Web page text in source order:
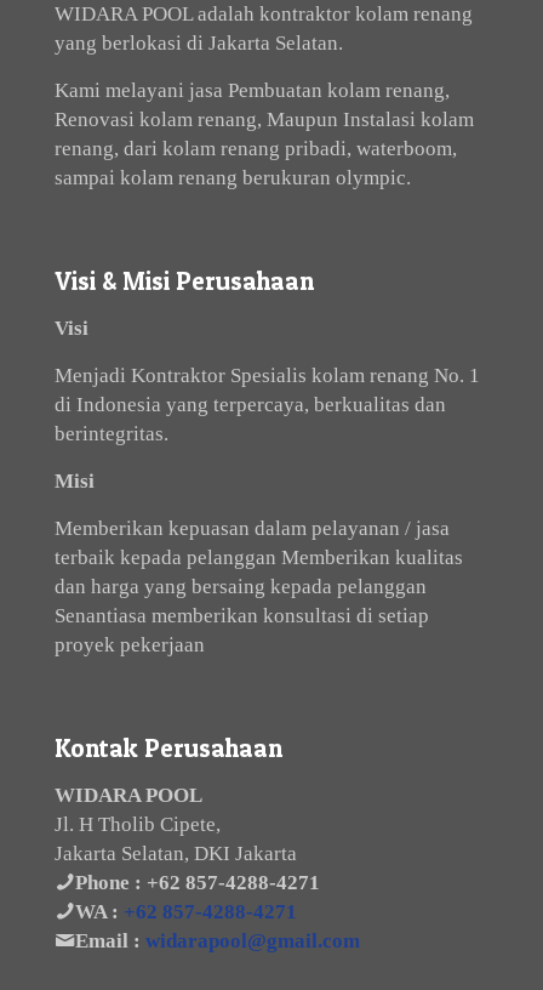
WIDARA POOL adalah kontraktor kolam renang
yang berlokasi di Jakarta Selatan.
Kami melayani jasa Pembuatan kolam renang,
Renovasi kolam renang, Maupun Instalasi kolam
renang, dari kolam renang pribadi, waterboom,
sampai kolam renang berukuran olympic.
Visi & Misi Perusahaan
Visi
Menjadi Kontraktor Spesialis kolam renang No. 1
di Indonesia yang terpercaya, berkualitas dan
berintegritas.
Misi
Memberikan kepuasan dalam pelayanan / jasa
terbaik kepada pelanggan Memberikan kualitas
dan harga yang bersaing kepada pelanggan
Senantiasa memberikan konsultasi di setiap
proyek pekerjaan
Kontak Perusahaan
WIDARA POOL
Jl. H Tholib Cipete,
Jakarta Selatan, DKI Jakarta
Phone : +62 857-4288-4271
WA : +62 857-4288-4271
Email : widarapool@gmail.com